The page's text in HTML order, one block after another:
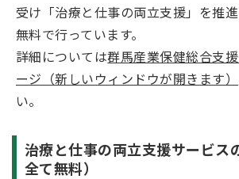
受け「治療と仕事の両立支援」を推
無料で行っています。
詳細については群馬産業保健総合支
ージ（新しいウィンドウが開きます）
い。
治療と仕事の両立支援サービス
全て無料）